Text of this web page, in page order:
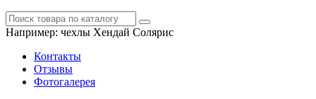
Например: чехлы Хендай Солярис
Контакты
Отзывы
Фотогалерея